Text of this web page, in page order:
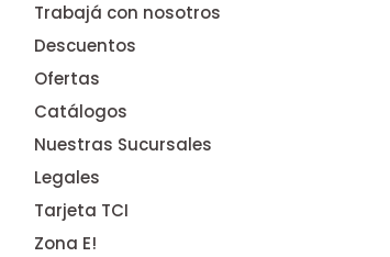
Trabajá con nosotros
Descuentos
Ofertas
Catálogos
Nuestras Sucursales
Legales
Tarjeta TCI
Zona E!